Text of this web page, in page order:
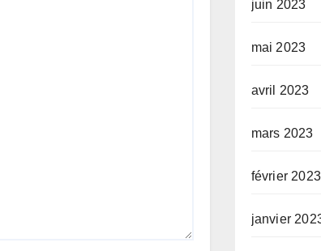
juin 2023
mai 2023
avril 2023
mars 2023
février 2023
janvier